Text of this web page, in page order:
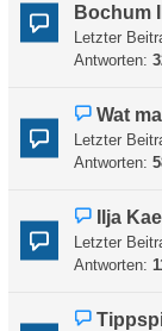
Bochum
Letzter
Antworten:
Wat
Letzter
Antworten:
Ilja
Letzter
Antworten: